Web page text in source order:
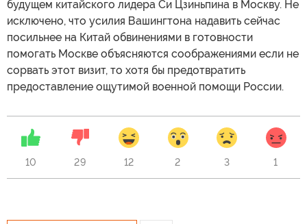
будущем китайского лидера Си Цзиньпина в Москву. Не
исключено, что усилия Вашингтона надавить сейчас
посильнее на Китай обвинениями в готовности
помогать Москве объясняются соображениями если не
сорвать этот визит, то хотя бы предотвратить
предоставление ощутимой военной помощи России.
10 29 12 2 3 1